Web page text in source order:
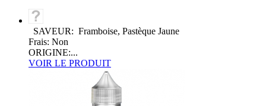
SAVEUR: Framboise, Pastèque Jaune
Frais: Non
ORIGINE:...
VOIR LE PRODUIT